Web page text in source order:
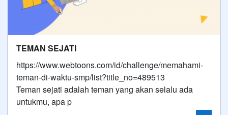
TEMAN SEJATI
https://www.webtoons.com/id/challenge/memahami-
teman-di-waktu-smp/list?title_no=489513
Teman sejati adalah teman yang akan selalu ada
untukmu, apa p